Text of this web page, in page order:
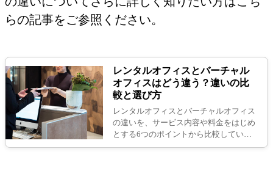
らの記事をご参照ください。
レンタルオフィスとバーチャル
オフィスはどう違う？違いの比
較と選び方
レンタルオフィスとバーチャルオフィス
の違いを、サービス内容や料金をはじめ
とする6つのポイントから比較していま
す。それぞれどんな人が使うべきオフィ